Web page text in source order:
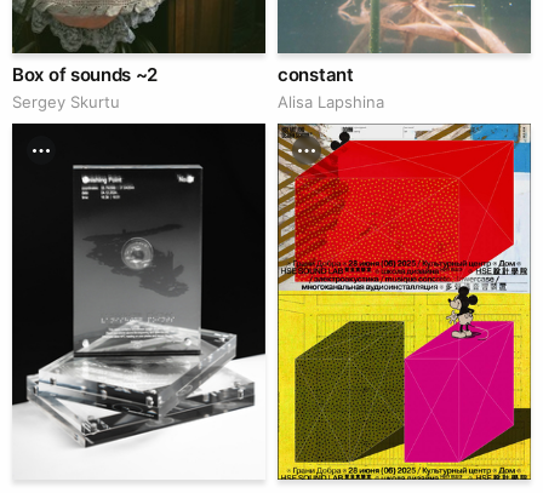
Box of sounds ~2
Sergey Skurtu
constant
Аlisa Lapshina